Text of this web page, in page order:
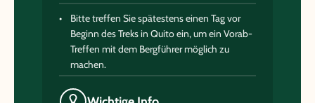
Bitte treffen Sie spätestens einen Tag vor
Beginn des Treks in Quito ein, um ein Vorab-
Treffen mit dem Bergführer möglich zu
machen.